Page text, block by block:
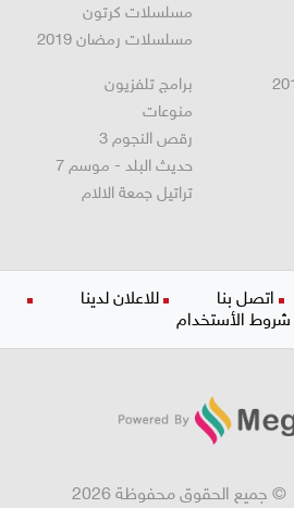
مسلسلات كرتون
مسلسلات رمضان 2019
برامج تلفزيون
منوعات
رقص النجوم 3
حديث البلد - موسم 7
تراتيل جمعة الالام
اتصل بنا
للاعلان لدينا
شروط الأستخدام
© جميع الحقوق محفوظة 2026